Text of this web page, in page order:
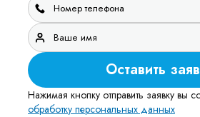
Оставить
Нажимая кнопку отправить заявку вы
обработку персональных данных